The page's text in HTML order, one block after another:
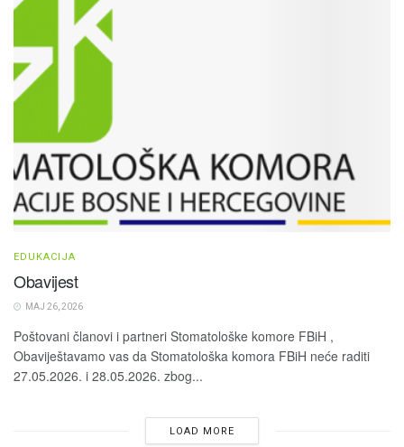
EDUKACIJA
Obavijest
MAJ 26, 2026
Poštovani članovi i partneri Stomatološke komore FBiH ,
Obaviještavamo vas da Stomatološka komora FBiH neće raditi
27.05.2026. i 28.05.2026. zbog...
LOAD MORE